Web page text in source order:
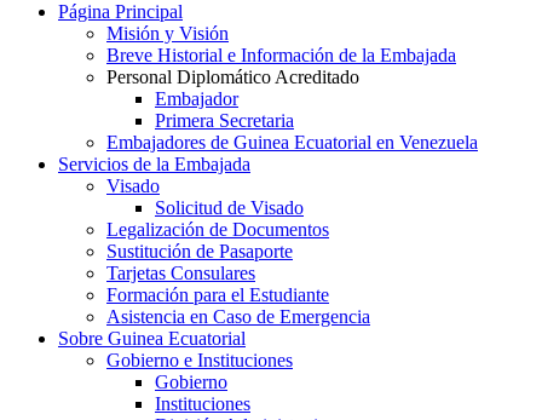
Página Principal
Misión y Visión
Breve Historial e Información de la Embajada
Personal Diplomático Acreditado
Embajador
Primera Secretaria
Embajadores de Guinea Ecuatorial en Venezuela
Servicios de la Embajada
Visado
Solicitud de Visado
Legalización de Documentos
Sustitución de Pasaporte
Tarjetas Consulares
Formación para el Estudiante
Asistencia en Caso de Emergencia
Sobre Guinea Ecuatorial
Gobierno e Instituciones
Gobierno
Instituciones